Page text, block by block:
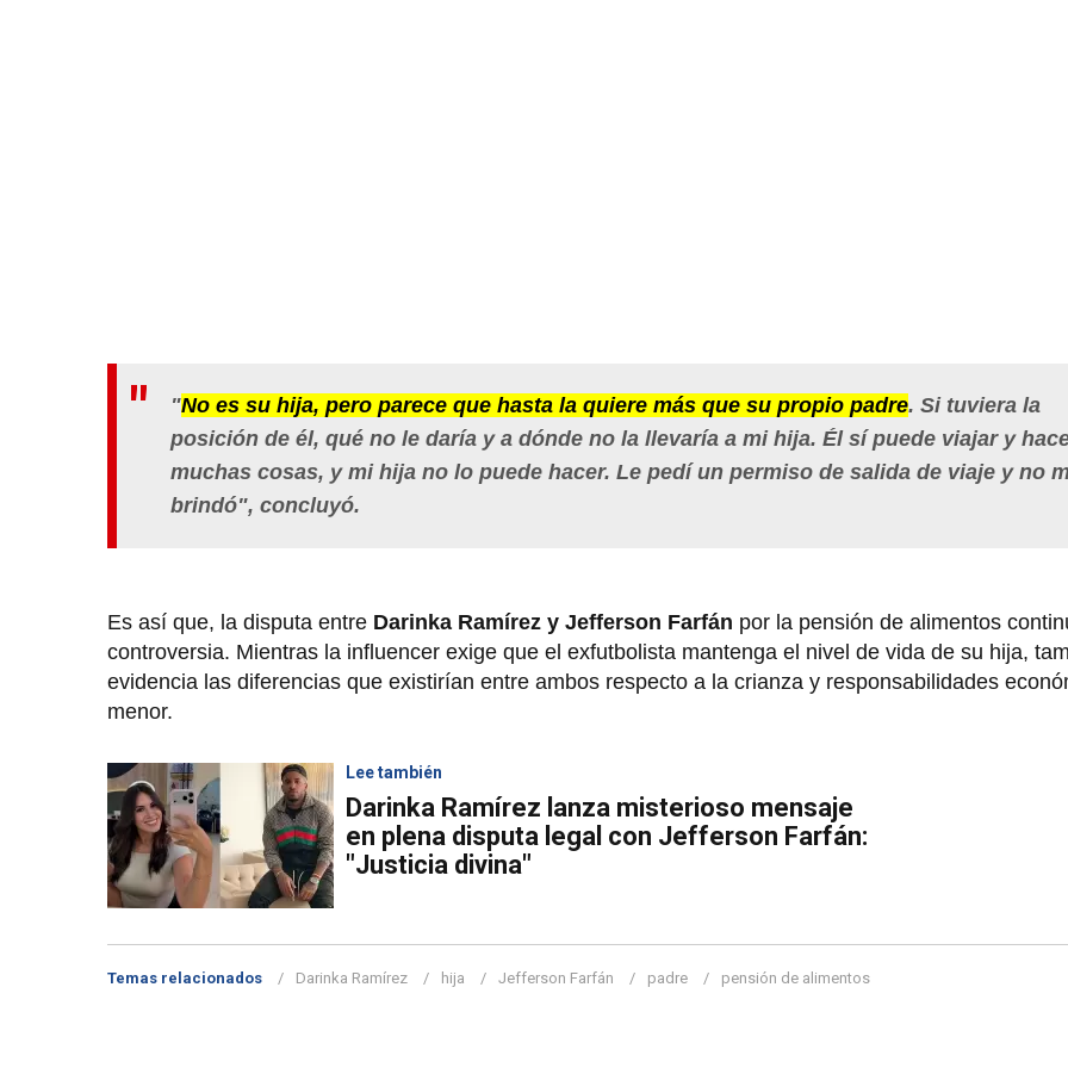
"No es su hija, pero parece que hasta la quiere más que su propio padre. Si tuviera la
posición de él, qué no le daría y a dónde no la llevaría a mi hija. Él sí puede viajar y
muchas cosas, y mi hija no lo puede hacer. Le pedí un permiso de salida de viaje y no
brindó", concluyó.
Es así que, la disputa entre Darinka Ramírez y Jefferson Farfán por la pensión de alimentos
controversia. Mientras la influencer exige que el exfutbolista mantenga el nivel de vida de su hija,
evidencia las diferencias que existirían entre ambos respecto a la crianza y responsabilidades
menor.
Lee también
Darinka Ramírez lanza misterioso mensaje
en plena disputa legal con Jefferson Farfán:
"Justicia divina"
Temas relacionados Darinka Ramírez hija Jefferson Farfán padre pensión de alimentos